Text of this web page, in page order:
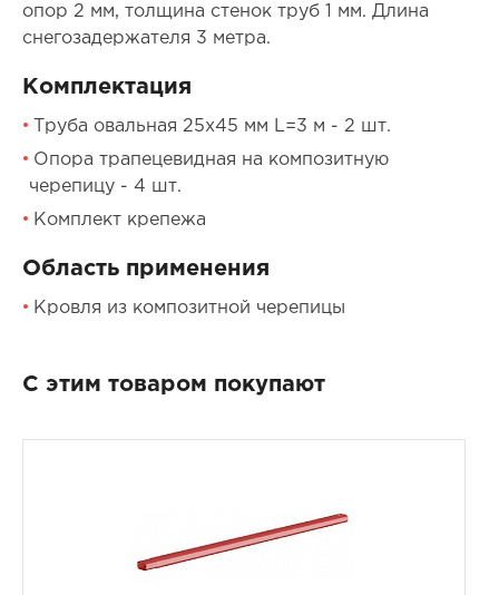
опор 2 мм, толщина стенок труб 1 мм. Длина
снегозадержателя 3 метра.
Комплектация
Труба овальная 25х45 мм L=3 м - 2 шт.
Опора трапецевидная на композитную
черепицу - 4 шт.
Комплект крепежа
Область применения
Кровля из композитной черепицы
С этим товаром покупают